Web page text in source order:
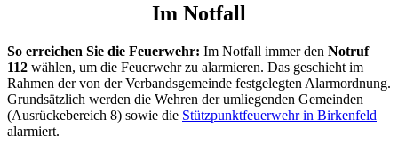
Im Notfall
So erreichen Sie die Feuerwehr: Im Notfall immer den Notruf
112 wählen, um die Feuerwehr zu alarmieren. Das geschieht im
Rahmen der von der Verbandsgemeinde festgelegten Alarmordnung.
Grundsätzlich werden die Wehren der umliegenden Gemeinden
(Ausrückebereich 8) sowie die Stützpunktfeuerwehr in Birkenfeld
alarmiert.